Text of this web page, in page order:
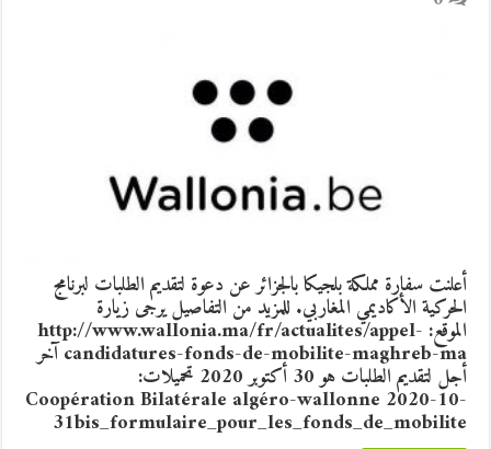
أعلنت سفارة مملكة بلجيكا بالجزائر عن دعوة لتقديم الطلبات لبرنامج
الحركية الأكاديمي المغاربي. للمزيد من التفاصيل يرجى زيارة
الموقع: http://www.wallonia.ma/fr/actualites/appel-
candidatures-fonds-de-mobilite-maghreb-ma آخر
أجل لتقديم الطلبات هو 30 أكتوبر 2020 تحميلات:
Coopération Bilatérale algéro-wallonne 2020-10-
31bis_formulaire_pour_les_fonds_de_mobilite